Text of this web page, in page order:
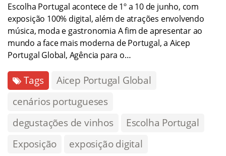
Escolha Portugal acontece de 1º a 10 de junho, com
exposição 100% digital, além de atrações envolvendo
música, moda e gastronomia A fim de apresentar ao
mundo a face mais moderna de Portugal, a Aicep
Portugal Global, Agência para o…
Tags
Aicep Portugal Global
cenários portugueses
degustações de vinhos
Escolha Portugal
Exposição
exposição digital